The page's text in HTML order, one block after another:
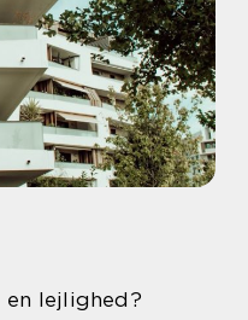
en lejlighed?